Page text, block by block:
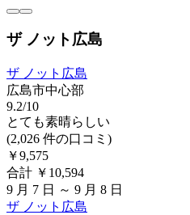
ザ ノット広島
ザ ノット広島
広島市中心部
9.2/10
とても素晴らしい
(2,026 件の口コミ)
￥9,575
合計 ￥10,594
9 月 7 日 ～ 9 月 8 日
ザ ノット広島